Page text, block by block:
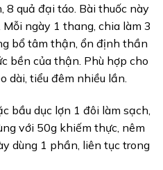
8 quả đại táo. Bài thuốc này
ngày 1 thang, chia làm 3
bổ tâm thận, ổn định thần
bền của thận. Phù hợp cho
dài, tiểu đêm nhiều lần.
bầu dục lợn 1 đôi làm sạch,
với 50g khiếm thực, nêm
dùng 1 phần, liên tục trong